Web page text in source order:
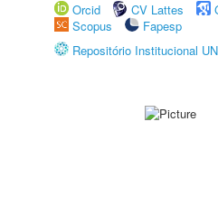
Orcid
CV Lattes
Scopus
Fapesp
Repositório Institucional